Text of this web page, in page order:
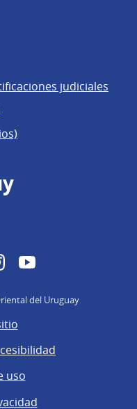
judiciales
InstagramYouTube
del Uruguay
uso